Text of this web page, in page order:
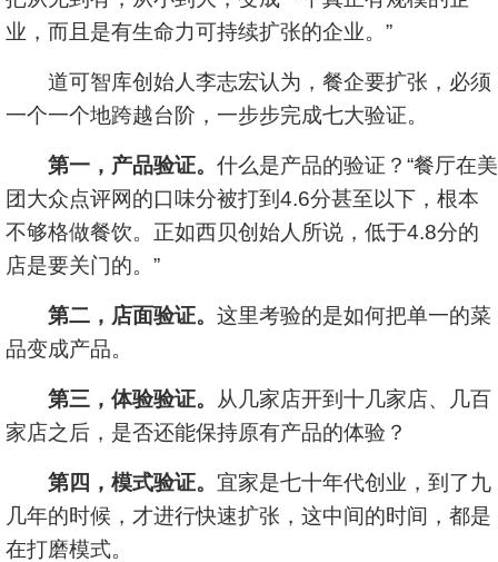
业，而且是有生命力可持续扩张的企业。”
道可智库创始人李志宏认为，餐企要扩张，必须
一个一个地跨越台阶，一步步完成七大验证。
第一，产品验证。 什么是产品的验证？“餐厅在美
团大众点评网的口味分被打到4.6分甚至以下，根本
不够格做餐饮。正如西贝创始人所说，低于4.8分的
店是要关门的。”
第二，店面验证。 这里考验的是如何把单一的菜
品变成产品。
第三，体验验证。 从几家店开到十几家店、几百
家店之后，是否还能保持原有产品的体验？
第四，模式验证。 宜家是七十年代创业，到了九
几年的时候，才进行快速扩张，这中间的时间，都是
在打磨模式。